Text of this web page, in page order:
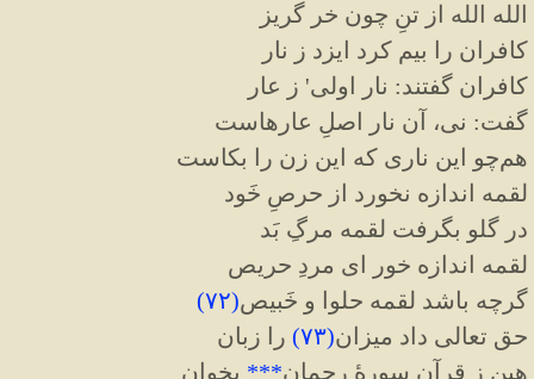
الله الله از تنِ چون خر گریز
کافران را بیم کرد ایزد ز نار
کافران گفتند: نار اولی' ز عار
گفت: نی، آن نار اصلِ عارهاست
هم‌چو این ناری که این زن را بکاست
لقمه اندازه نخورد از حرصِ خَود
در گلو بگرفت لقمه مرگِ بَد
لقمه اندازه خور ای مردِ حریص
گرچه باشد لقمه حلوا و خَبیص(۷۲)
حق تعالی داد میزان(۷۳) را زبان
هین ز قرآن سورهٔ رحمان*** بخوان